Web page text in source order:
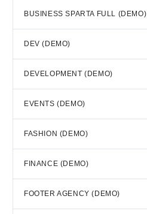
BUSINESS SPARTA FULL (DEMO)
DEV (DEMO)
DEVELOPMENT (DEMO)
EVENTS (DEMO)
FASHION (DEMO)
FINANCE (DEMO)
FOOTER AGENCY (DEMO)